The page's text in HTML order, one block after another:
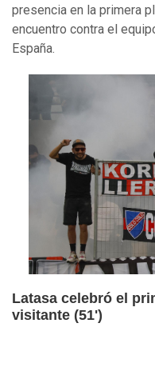
presencia en la primera
encuentro contra el
España.
Latasa celebró el
visitante (51')